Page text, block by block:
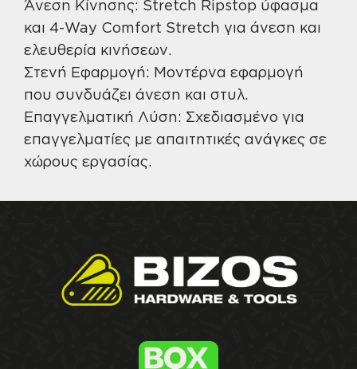
Άνεση Κίνησης: Stretch Ripstop ύφασμα
και 4-Way Comfort Stretch για άνεση και
ελευθερία κινήσεων.
Στενή Εφαρμογή: Μοντέρνα εφαρμογή
που συνδυάζει άνεση και στυλ.
Επαγγελματική Λύση: Σχεδιασμένο για
επαγγελματίες με απαιτητικές ανάγκες σε
χώρους εργασίας.